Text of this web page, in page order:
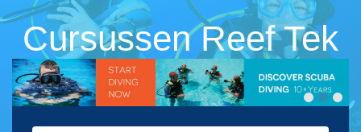
Cursussen Reef Tek